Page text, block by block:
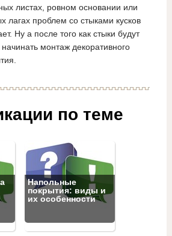
листах, ровном основании или
лагах проблем со стыками кусков
Ну а после того как стыки будут
монтаж декоративного
по теме
Напольные
покрытия: виды и
их особенности